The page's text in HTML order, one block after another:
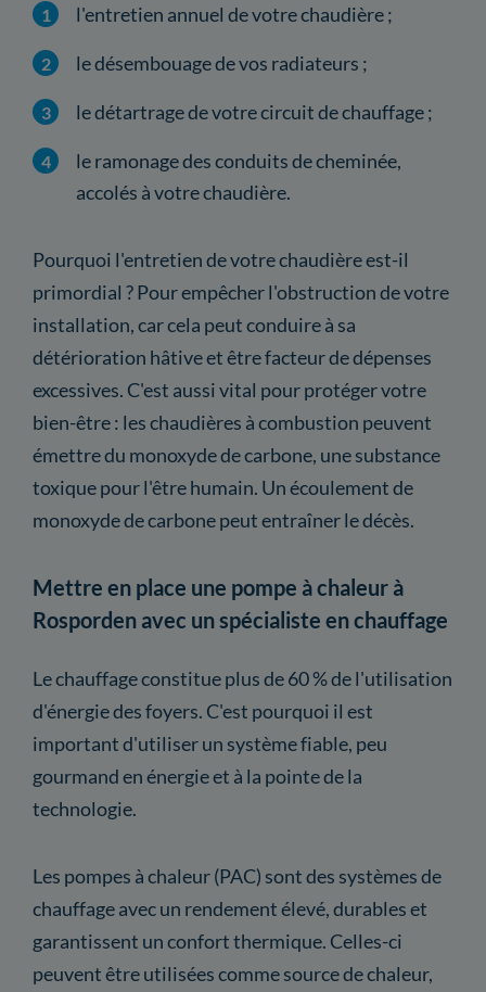
l'entretien annuel de votre chaudière ;
le désembouage de vos radiateurs ;
le détartrage de votre circuit de chauffage ;
le ramonage des conduits de cheminée,
accolés à votre chaudière.
Pourquoi l'entretien de votre chaudière est-il
primordial ? Pour empêcher l'obstruction de votre
installation, car cela peut conduire à sa
détérioration hâtive et être facteur de dépenses
excessives. C'est aussi vital pour protéger votre
bien-être : les chaudières à combustion peuvent
émettre du monoxyde de carbone, une substance
toxique pour l'être humain. Un écoulement de
monoxyde de carbone peut entraîner le décès.
Mettre en place une pompe à chaleur à
Rosporden avec un spécialiste en chauffage
Le chauffage constitue plus de 60 % de l'utilisation
d'énergie des foyers. C'est pourquoi il est
important d'utiliser un système fiable, peu
gourmand en énergie et à la pointe de la
technologie.
Les pompes à chaleur (PAC) sont des systèmes de
chauffage avec un rendement élevé, durables et
garantissent un confort thermique. Celles-ci
peuvent être utilisées comme source de chaleur,